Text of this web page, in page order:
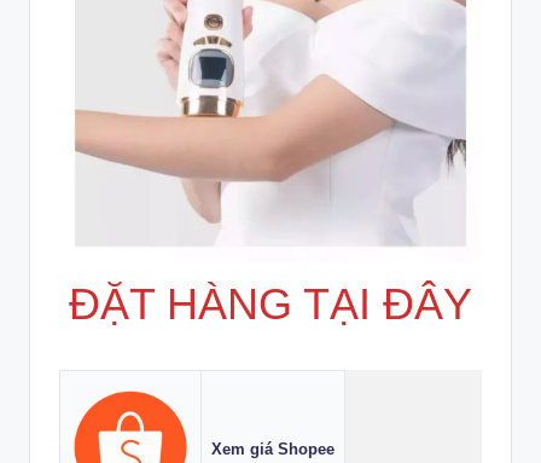
ĐẶT HÀNG TẠI ĐÂY
Xem giá Shopee